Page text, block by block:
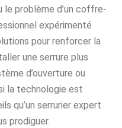
le problème d’un coffre-
expérimenté
pour renforcer la
une serrure plus
d’ouverture ou
la technologie est
qu’un serrurier expert
prodiguer.